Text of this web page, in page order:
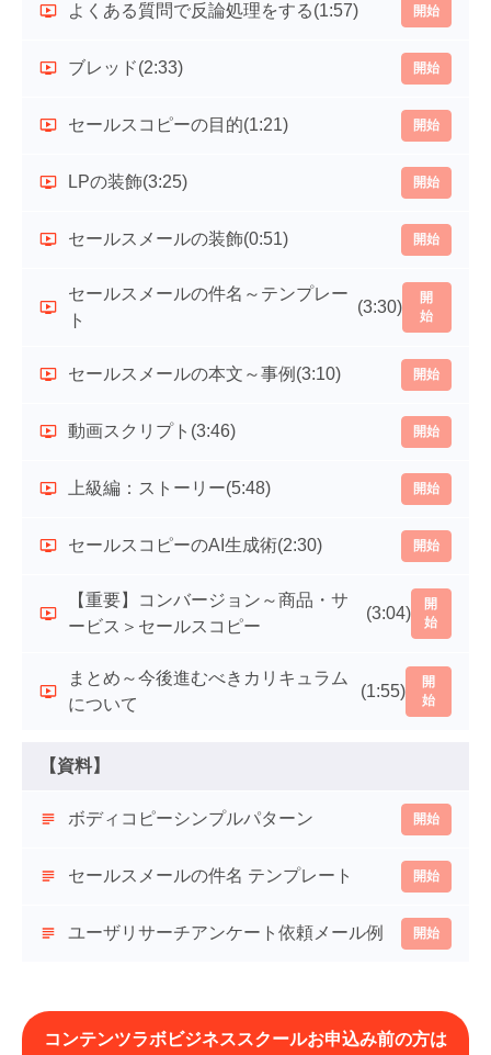
よくある質問で反論処理をする(1:57) 開始
ブレッド(2:33) 開始
セールスコピーの目的(1:21) 開始
LPの装飾(3:25) 開始
セールスメールの装飾(0:51) 開始
セールスメールの件名～テンプレー
ト
(3:30)
開
始
セールスメールの本文～事例 (3:10) 開始
動画スクリプト (3:46) 開始
上級編：ストーリー(5:48) 開始
セールスコピーのAI生成術(2:30) 開始
【重要】コンバージョン～商品・サ
ービス＞セールスコピー
(3:04)
開
始
まとめ～今後進むべきカリキュラム
について
(1:55)
開
始
【資料】
ボディコピーシンプルパターン 開始
セールスメールの件名 テンプレート 開始
ユーザリサーチアンケート依頼メール例 開始
コンテンツラボビジネススクールお申込み前の方は